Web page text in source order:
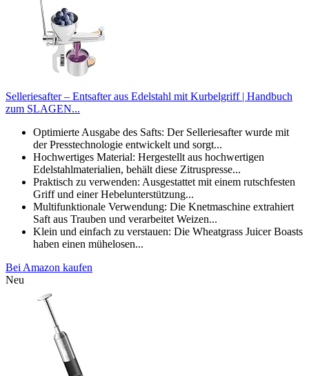
Selleriesafter – Entsafter aus Edelstahl mit Kurbelgriff | Handbuch
zum SLAGEN...
Optimierte Ausgabe des Safts: Der Selleriesafter wurde mit
der Presstechnologie entwickelt und sorgt...
Hochwertiges Material: Hergestellt aus hochwertigen
Edelstahlmaterialien, behält diese Zitruspresse...
Praktisch zu verwenden: Ausgestattet mit einem rutschfesten
Griff und einer Hebelunterstützung...
Multifunktionale Verwendung: Die Knetmaschine extrahiert
Saft aus Trauben und verarbeitet Weizen...
Klein und einfach zu verstauen: Die Wheatgrass Juicer Boasts
haben einen mühelosen...
Bei Amazon kaufen
Neu